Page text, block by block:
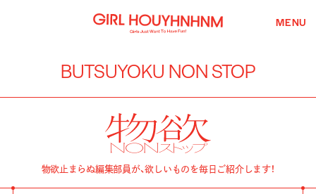
MENU
BUTSUYOKU NON STOP
物欲止まらぬ編集部員が、欲しいものを毎日ご紹介します！